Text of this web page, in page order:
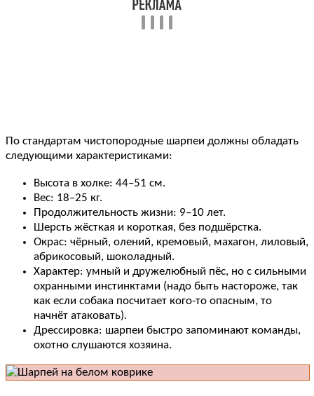
По стандартам чистопородные шарпеи должны обладать
следующими характеристиками:
Высота в холке: 44–51 см.
Вес: 18–25 кг.
Продолжительность жизни: 9–10 лет.
Шерсть жёсткая и короткая, без подшёрстка.
Окрас: чёрный, олений, кремовый, махагон, лиловый,
абрикосовый, шоколадный.
Характер: умный и дружелюбный пёс, но с сильными
охранными инстинктами (надо быть настороже, так
как если собака посчитает кого-то опасным, то
начнёт атаковать).
Дрессировка: шарпеи быстро запоминают команды,
охотно слушаются хозяина.